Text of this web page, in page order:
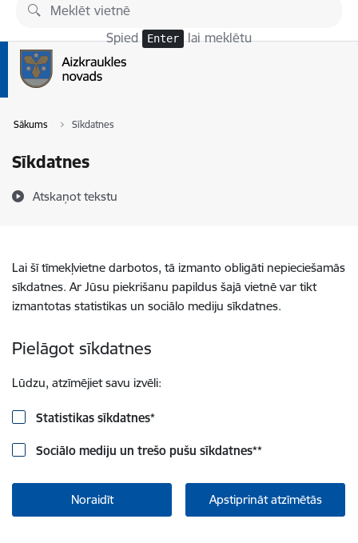
Pāriet uz lapas saturu
Spied Enter lai meklētu
Sākums Sīkdatnes
Sīkdatnes
Atskaņot tekstu
Lai šī tīmekļvietne darbotos, tā izmanto obligāti nepieciešamās
sīkdatnes. Ar Jūsu piekrišanu papildus šajā vietnē var tikt
izmantotas statistikas un sociālo mediju sīkdatnes.
Pielāgot sīkdatnes
Lūdzu, atzīmējiet savu izvēli:
Statistikas sīkdatnes*
Sociālo mediju un trešo pušu sīkdatnes**
Noraidīt Apstiprināt atzīmētās